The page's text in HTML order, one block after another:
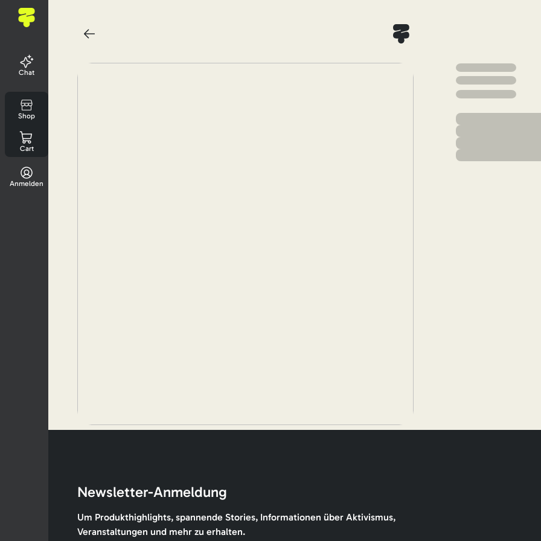
Chat
Shop
Cart
Anmelden
Newsletter-Anmeldung
Um Produkthighlights, spannende Stories, Informationen über Aktivismus,
Veranstaltungen und mehr zu erhalten.